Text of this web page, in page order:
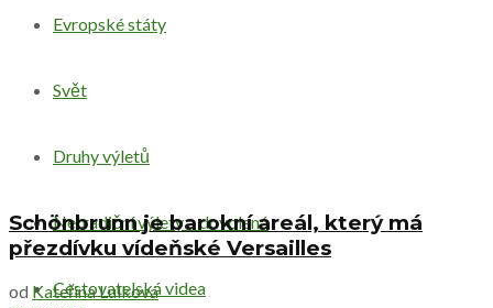
Evropské státy
Svět
Druhy výletů
Netradiční výlety a dovolená
Cestovatelská videa
Schönbrunn je barokní areál, který má
přezdívku vídeňské Versailles
od Kateřina Lulková